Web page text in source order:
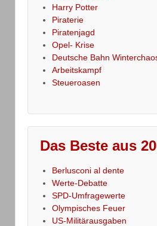
Harry Potter
Piraterie
Piratenjagd
Opel- Krise
Deutsche Bahn
Arbeitskampf
Steueroasen
Das Beste aus
Berlusconi al dente
Werte-Debatte
SPD-Umfragewerte
Olympisches Feuer
US-Militärausgaben